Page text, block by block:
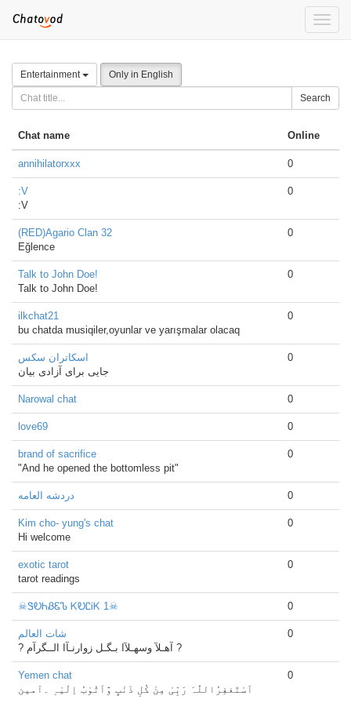
Toggle
Entertainment Only in English
Search
Chat name Online
annihilatorxxx 0
:V
:V
0
(RED)Agario Clan 32
Eğlence
0
Talk to John Doe!
Talk to John Doe!
0
ilkchat21
bu chatda musiqiler,oyunlar ve yarışmalar olacaq
0
اسکاتران سکس
جایی برای آزادی بیان
0
Narowal chat 0
love69 0
brand of sacrifice
"And he opened the bottomless pit"
0
دردشه العامه 0
Kim cho- yung's chat
Hi welcome
0
exotic tarot
tarot readings
0
☠ᏕᎧᏂᏰᏋᏖ ᏦᎧᏝᎥᏦ 1☠ 0
شات العالم
? آهـلآ وسهـلآا بـگـل زوارنـآا الــگرآم ?
0
Yemen chat
‏اَسْتَغفِرُاللّٰہَ رَبِّیْ مِنْ کُلِ ذَنْبٍ وَّاَتُوْبُ اِلَیْہِ ۔آمین
0